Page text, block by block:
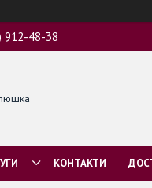
912-48-38
КОНТАКТИ